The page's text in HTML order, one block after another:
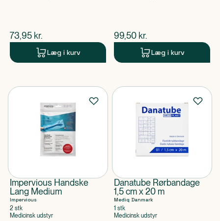
$nuværende pris
73,95 kr.
Læg i kurv
$nuværende pris
99,50 kr.
Læg i kurv
Impervious Handske
Lang Medium
Impervious
2 stk
Medicinsk udstyr
Danatube Rørbandage
1,5 cm x 20 m
Mediq Danmark
1 stk
Medicinsk udstyr